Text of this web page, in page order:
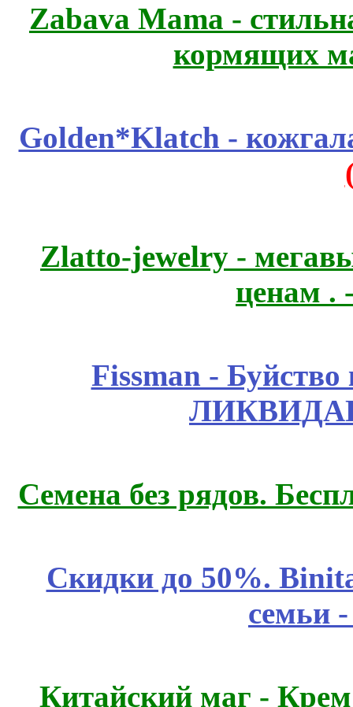
Zabava Mama -
кормящих
Golden*Klatch -
Zlatto-jewelry -
ценам .
Fissmаn -
Семена без рядов.
Скидки до 50%.
семьи
Китайский маг -